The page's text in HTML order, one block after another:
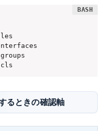
るときの確認軸